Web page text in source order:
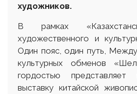
художников.
В рамках
художественного и
Один пояс, один путь,
культурных обменов
гордостью представляет
выставку китайской